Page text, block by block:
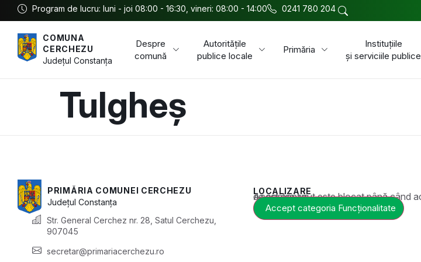
Program de lucru: luni - joi 08:00 - 16:30, vineri: 08:00 - 14:00 0241 780 204
COMUNA
CERCHEZU
JudețulConstanța
Despre
comună
Autoritățile
publice locale
Primăria
Instituțiile
și serviciile publice
Tulgheș
PRIMĂRIA COMUNEI CERCHEZU
JudețulConstanța
Str. General Cerchez nr. 28, Satul Cerchezu,
907045
secretar@primariacerchezu.ro
LOCALIZARE
Acest conținut este blocat până când acceptați categoria corespunzătoare de cookie-uri.
Accept categoria Funcționalitate